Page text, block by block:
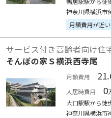
神奈川県横浜市
月額費用が近い
サービス付き高齢者向け住
そんぽの家Ｓ横浜西寺尾
月額費用
入居時費用
0
大口駅駅から徒
神奈川県横浜市